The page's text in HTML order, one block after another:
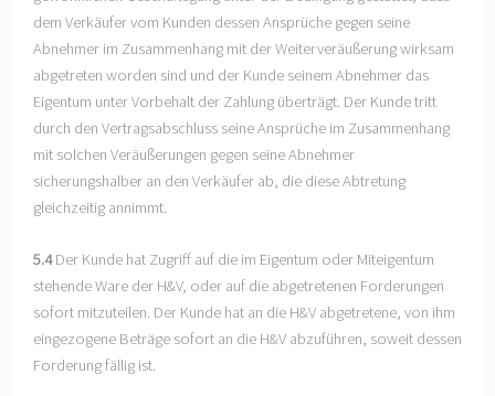
dem Verkäufer vom Kunden dessen Ansprüche gegen seine
Abnehmer im Zusammenhang mit der Weiterveräußerung wirksam
abgetreten worden sind und der Kunde seinem Abnehmer das
Eigentum unter Vorbehalt der Zahlung überträgt. Der Kunde tritt
durch den Vertragsabschluss seine Ansprüche im Zusammenhang
mit solchen Veräußerungen gegen seine Abnehmer
sicherungshalber an den Verkäufer ab, die diese Abtretung
gleichzeitig annimmt.
5.4Der Kunde hat Zugriff auf die im Eigentum oder Miteigentum
stehende Ware der H&V, oder auf die abgetretenen Forderungen
sofort mitzuteilen. Der Kunde hat an die H&V abgetretene, von ihm
eingezogene Beträge sofort an die H&V abzuführen, soweit dessen
Forderung fällig ist.